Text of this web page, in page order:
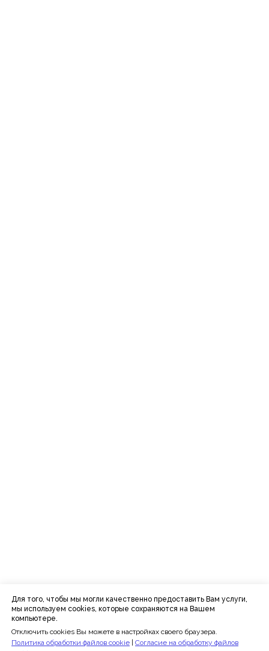
Для того, чтобы мы могли качественно предоставить Вам услуги,
мы используем cookies, которые сохраняются на Вашем
компьютере.
Отключить cookies Вы можете в настройках своего браузера.
Политика обработки файлов cookie
Согласие на обработку файлов
Сведения об образовательной
организации
Политика конфиденциальности
Публичная оферта